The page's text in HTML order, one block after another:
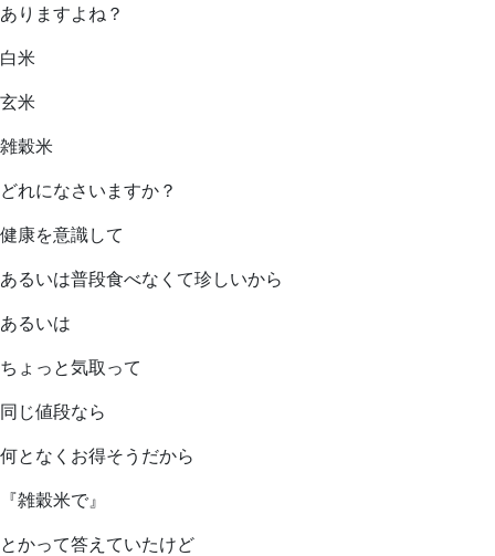
ありますよね？
白米
玄米
雑穀米
どれになさいますか？
健康を意識して
あるいは普段食べなくて珍しいから
あるいは
ちょっと気取って
同じ値段なら
何となくお得そうだから
『雑穀米で』
とかって答えていたけど